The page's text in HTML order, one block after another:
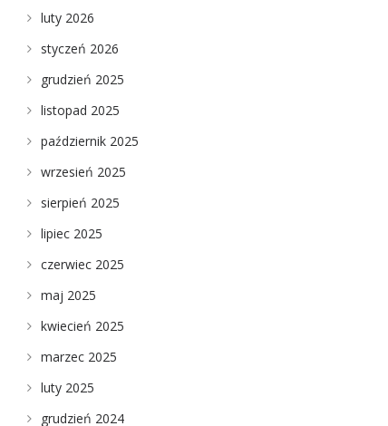
luty 2026
styczeń 2026
grudzień 2025
listopad 2025
październik 2025
wrzesień 2025
sierpień 2025
lipiec 2025
czerwiec 2025
maj 2025
kwiecień 2025
marzec 2025
luty 2025
grudzień 2024